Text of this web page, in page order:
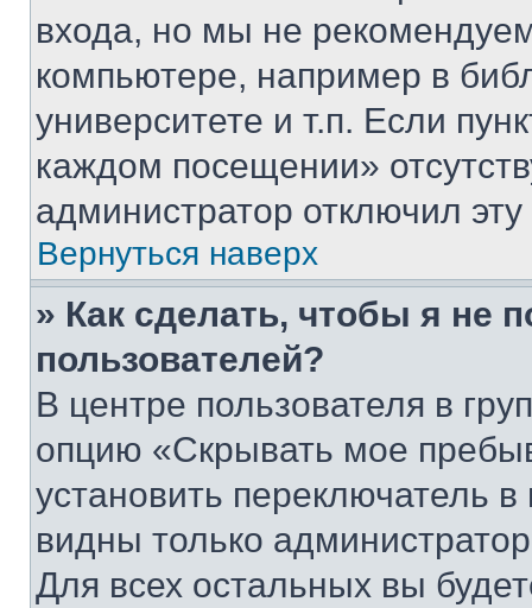
входа, но мы не
компьютере, например в
университете и т.п. Если
каждом посещении»
администратор отключил
Вернуться наверх
» Как сделать, чтобы я не
пользователей?
В центре пользователя в
опцию «Скрывать мое
установить переключатель
видны только
Для всех остальных вы